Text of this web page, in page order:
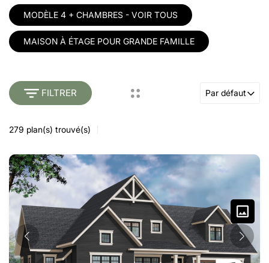
MODÈLE 4 + CHAMBRES - VOIR TOUS
MAISON À ÉTAGE POUR GRANDE FAMILLE
FILTRER Par défaut
279 plan(s) trouvé(s)